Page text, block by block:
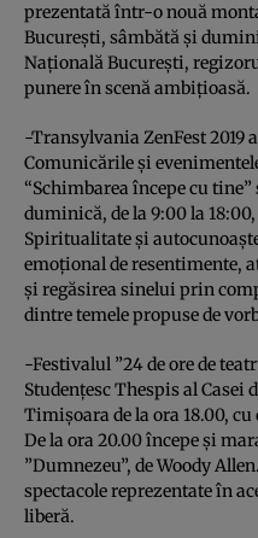
prezentată într-o nouă
Bucureşti, sâmbătă şi
Naţională Bucureşti,
punere în scenă ambiţioasă.
-Transylvania ZenFest 2019
Comunicările şi
“Schimbarea începe cu
duminică, de la 9:00 la
Spiritualitate şi
emoţional de resentimente,
şi regăsirea sinelui prin
dintre temele propuse de
-Festivalul ”24 de ore de
Studenţesc Thespis al Casei
Timişoara de la ora 18.00,
De la ora 20.00 începe şi
”Dumnezeu”, de Woody
spectacole reprezentate în
liberă.